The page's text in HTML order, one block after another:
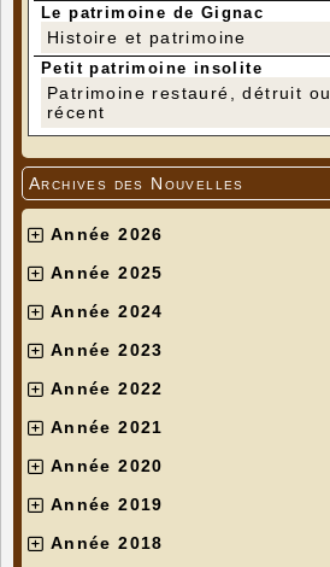
Le patrimoine de Gignac
Histoire et patrimoine
Petit patrimoine insolite
Patrimoine restauré, détruit ou
récent
Archives des Nouvelles
Année 2026
Année 2025
Année 2024
Année 2023
Année 2022
Année 2021
Année 2020
Année 2019
Année 2018